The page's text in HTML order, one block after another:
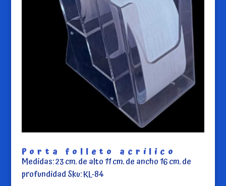
Porta folleto acrílico
Medidas: 23 cm. de alto 11 cm. de ancho 16 cm. de
profundidad Sku: KL-84